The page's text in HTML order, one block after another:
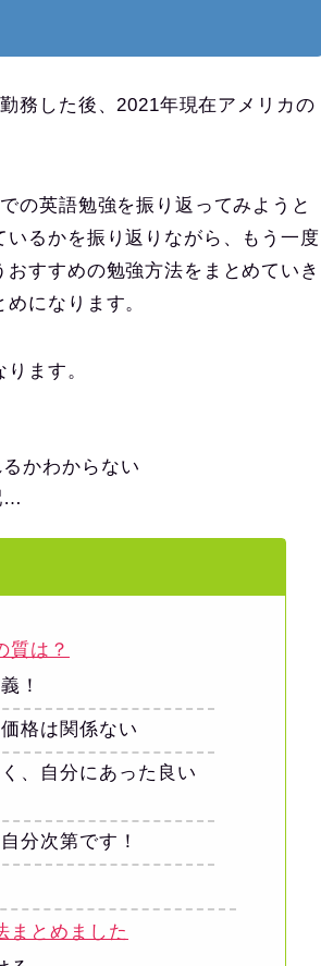
務した後、2021年現在アメリカの
の英語勉強を振り返ってみようと
るかを振り返りながら、もう一度
すすめの勉強方法をまとめていき
になります。
ます。
かわからない
…
質は？
！
格は関係ない
、自分にあった良い
分次第です！
まとめました